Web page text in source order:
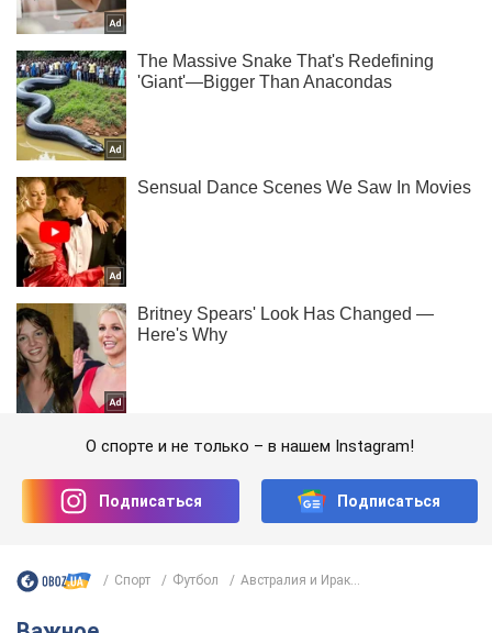
О спорте и не только – в нашем Instagram!
Подписаться Подписаться
Спорт Футбол Австралия и Ирак...